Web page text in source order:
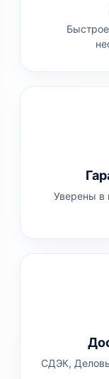
Уверены в
СДЭК,